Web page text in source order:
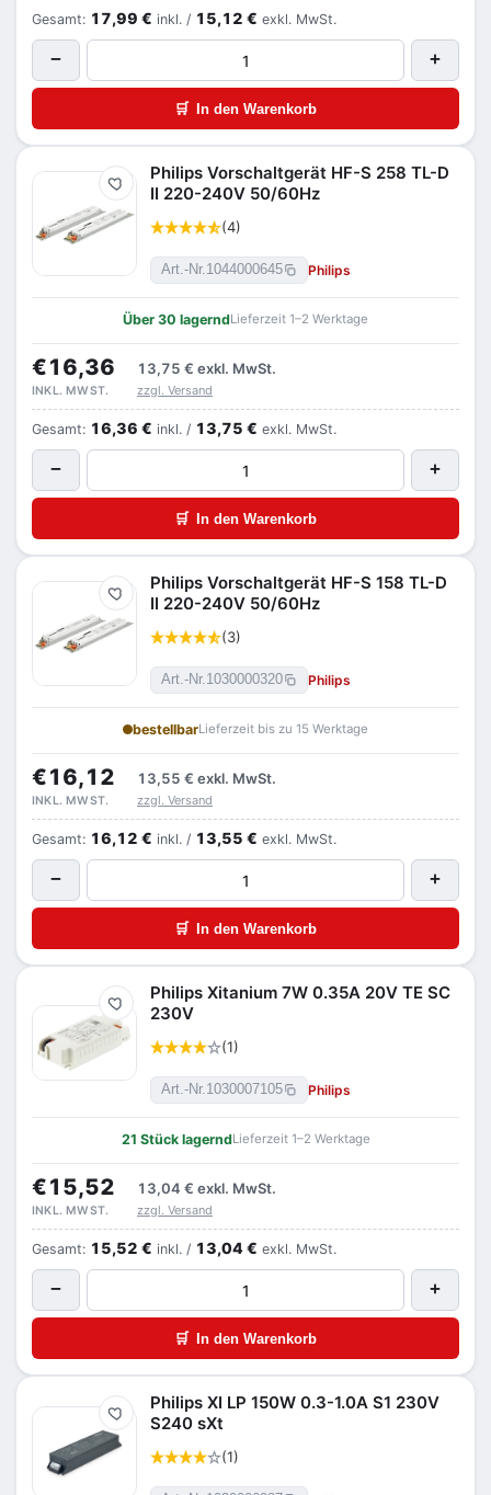
Gesamt: 17,99 € inkl. / 15,12 € exkl. MwSt.
− +
🛒 In den Warenkorb
Merken
Philips Vorschaltgerät HF-S 258 TL-D
II 220-240V 50/60Hz
(4)
Art.-Nr.1044000645 Philips
Über 30 lagerndLieferzeit 1–2 Werktage
€16,36 13,75 € exkl. MwSt.
INKL. MWST. zzgl. Versand
Gesamt: 16,36 € inkl. / 13,75 € exkl. MwSt.
− +
🛒 In den Warenkorb
Merken
Philips Vorschaltgerät HF-S 158 TL-D
II 220-240V 50/60Hz
(3)
Art.-Nr.1030000320 Philips
bestellbarLieferzeit bis zu 15 Werktage
€16,12 13,55 € exkl. MwSt.
INKL. MWST. zzgl. Versand
Gesamt: 16,12 € inkl. / 13,55 € exkl. MwSt.
− +
🛒 In den Warenkorb
Merken
Philips Xitanium 7W 0.35A 20V TE SC
230V
(1)
Art.-Nr.1030007105 Philips
21 Stück lagerndLieferzeit 1–2 Werktage
€15,52 13,04 € exkl. MwSt.
INKL. MWST. zzgl. Versand
Gesamt: 15,52 € inkl. / 13,04 € exkl. MwSt.
− +
🛒 In den Warenkorb
Merken
Philips XI LP 150W 0.3-1.0A S1 230V
S240 sXt
(1)